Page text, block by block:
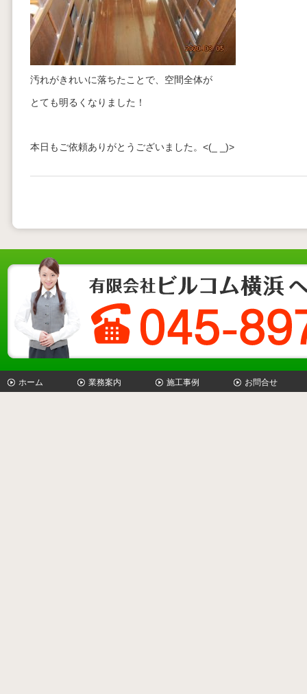
汚れがきれいに落ちたことで、空間全体が
とても明るくなりました！
本日もご依頼ありがとうございました。<(_ _)>
ホーム 業務案内 施工事例 お問合せ